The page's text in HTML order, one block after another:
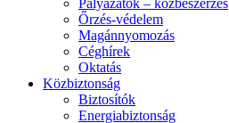
Pályázatok – közbeszerzés
Őrzés-védelem
Magánnyomozás
Céghírek
Oktatás
Közbiztonság
Biztosítók
Energiabiztonság